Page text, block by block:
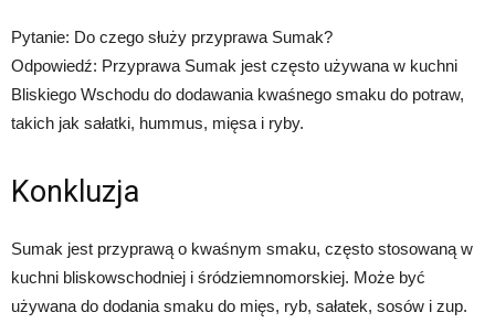
Pytanie: Do czego służy przyprawa Sumak?
Odpowiedź: Przyprawa Sumak jest często używana w kuchni
Bliskiego Wschodu do dodawania kwaśnego smaku do potraw,
takich jak sałatki, hummus, mięsa i ryby.
Konkluzja
Sumak jest przyprawą o kwaśnym smaku, często stosowaną w
kuchni bliskowschodniej i śródziemnomorskiej. Może być
używana do dodania smaku do mięs, ryb, sałatek, sosów i zup.